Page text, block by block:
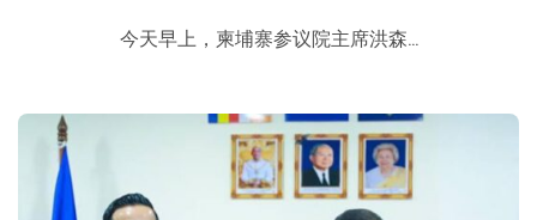
今天早上，柬埔寨参议院主席洪森...